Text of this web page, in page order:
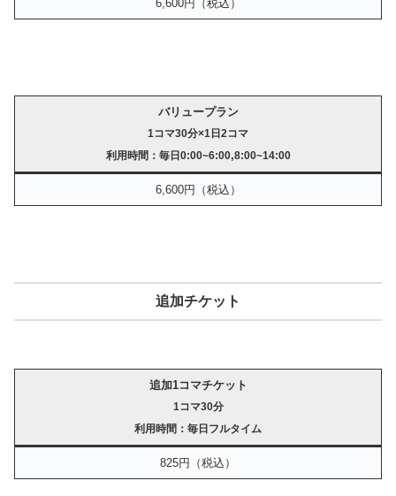
6,600円（税込）
バリュープラン
1コマ30分×1日2コマ
利用時間： 毎日0:00~6:00,8:00~14:00
6,600円（税込）
追加チケット
追加1コマチケット
1コマ30分
利用時間：毎日フルタイム
825円（税込）